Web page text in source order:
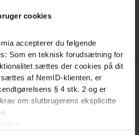
cookies
accepterer du følgende
Som en teknisk forudsætning for
sættes der cookies på dit
af NemID-klienten, er
§ 4 stk. 2 og er
om slutbrugerens eksplicitte